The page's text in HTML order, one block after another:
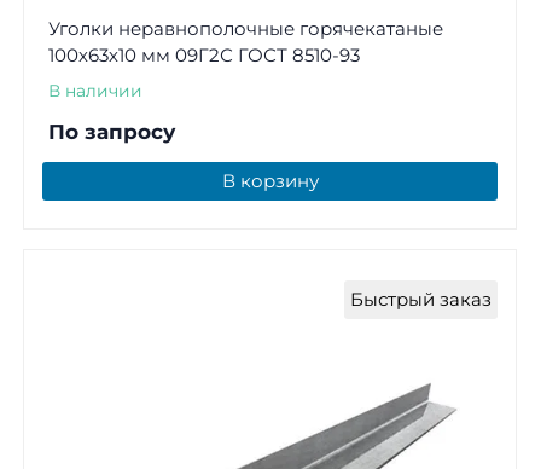
Уголки неравнополочные горячекатаные
100х63х10 мм 09Г2С ГОСТ 8510-93
В наличии
По запросу
В корзину
Быстрый заказ